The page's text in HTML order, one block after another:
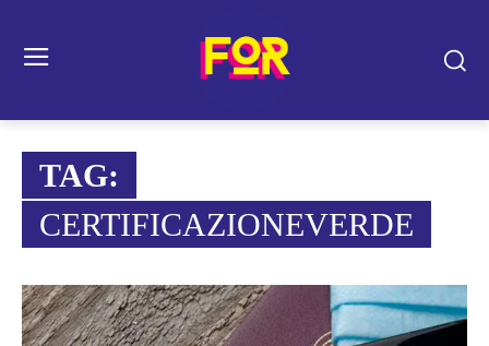
TAG:
CERTIFICAZIONEVERDE